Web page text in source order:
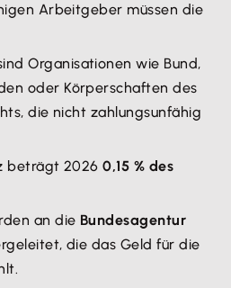
Arbeitgeber müssen die
Organisationen wie Bund,
oder Körperschaften des
die nicht zahlungsunfähig
beträgt 20260,15 % des
an die Bundesagentur
die das Geld für die